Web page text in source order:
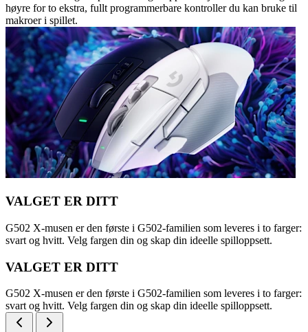
høyre for to ekstra, fullt programmerbare kontroller du kan bruke til
makroer i spillet.
VALGET ER DITT
G502 X-musen er den første i G502-familien som leveres i to farger:
svart og hvitt. Velg fargen din og skap din ideelle spilloppsett.
VALGET ER DITT
G502 X-musen er den første i G502-familien som leveres i to farger:
svart og hvitt. Velg fargen din og skap din ideelle spilloppsett.